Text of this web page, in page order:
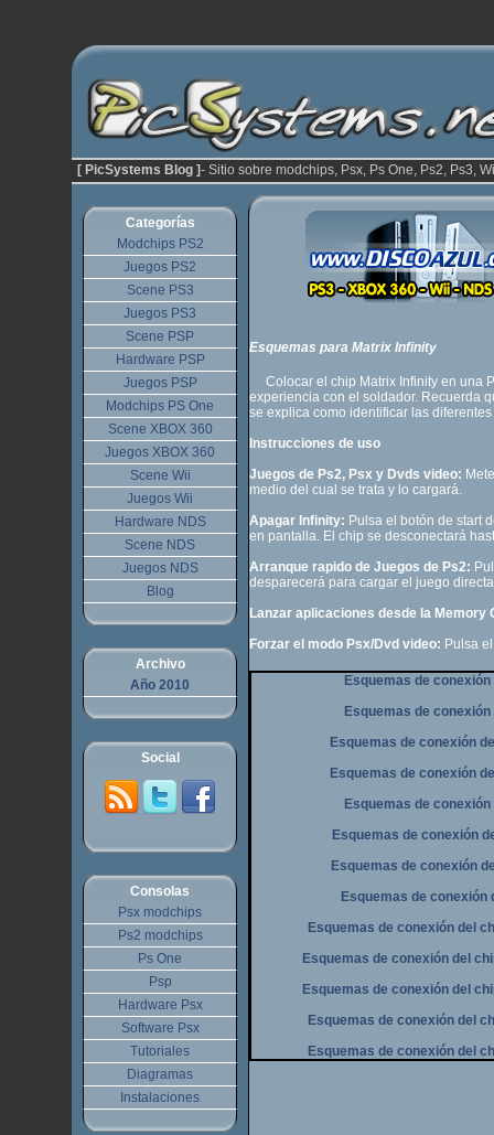
[ PicSystems Blog ]- Sitio sobre modchips, Psx, Ps One, Ps2, Ps3,
Categorías
Modchips PS2
Juegos PS2
Scene PS3
Juegos PS3
Scene PSP
Hardware PSP
Juegos PSP
Modchips PS One
Scene XBOX 360
Juegos XBOX 360
Scene Wii
Juegos Wii
Hardware NDS
Scene NDS
Juegos NDS
Blog
Archivo
Año 2010
Social
Consolas
Psx modchips
Ps2 modchips
Ps One
Psp
Hardware Psx
Software Psx
Tutoriales
Diagramas
Instalaciones
Esquemas para Matrix Infinity
Colocar el chip Matrix Infinity en una
experiencia con el soldador. Recuerda
se explica como identificar las
Instrucciones de uso
Juegos de Ps2, Psx y Dvds video:
medio del cual se trata y lo cargará.
Apagar Infinity: Pulsa el botón de start
en pantalla. El chip se desconectará
Arranque rapido de Juegos de Ps2:
desparecerá para cargar el juego
Lanzar aplicaciones desde la Memory
Forzar el modo Psx/Dvd video: Pulsa
Esquemas de
Esquemas de
Esquemas de conexión
Esquemas de conexión
Esquemas de
Esquemas de conexión
Esquemas de conexión
Esquemas de conexión
Esquemas de conexión del
Esquemas de conexión del
Esquemas de conexión del
Esquemas de conexión del
Esquemas de conexión del